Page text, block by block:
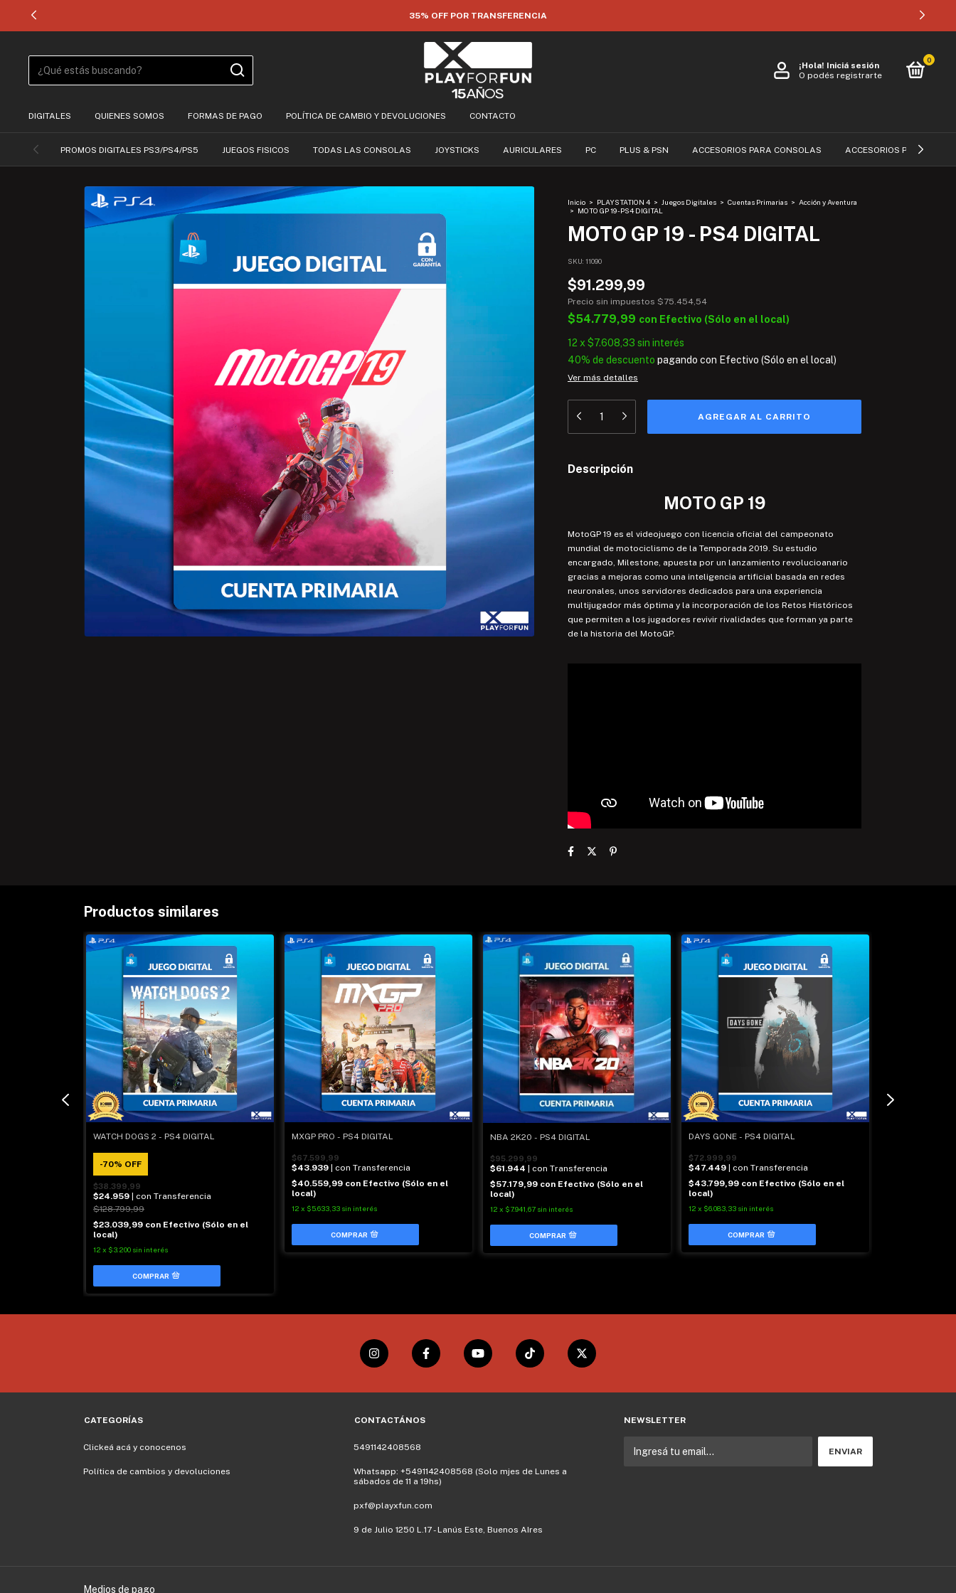
35% OFF POR TRANSFERENCIA
¡Hola! Iniciá sesión
O podés registrarte
0
DIGITALES QUIENES SOMOS FORMAS DE PAGO POLÍTICA DE CAMBIO Y DEVOLUCIONES CONTACTO
PROMOS DIGITALES PS3/PS4/PS5 JUEGOS FISICOS TODAS LAS CONSOLAS JOYSTICKS AURICULARES PC PLUS & PSN ACCESORIOS PARA CONSOLAS ACCESORIOS PARA
Inicio > PLAYSTATION 4 > Juegos Digitales > Cuentas Primarias > Acción y Aventura
> MOTO GP 19 - PS4 DIGITAL
MOTO GP 19 - PS4 DIGITAL
SKU: 11090
$91.299,99
Precio sin impuestos $75.454,54
$54.779,99 con Efectivo (Sólo en el local)
12 x $7.608,33 sin interés
40% de descuento pagando con Efectivo (Sólo en el local)
Ver más detalles
Descripción
MOTO GP 19
MotoGP 19 es el videojuego con licencia oficial del campeonato
mundial de motociclismo de la Temporada 2019. Su estudio
encargado, Milestone, apuesta por un lanzamiento revolucioanario
gracias a mejoras como una inteligencia artificial basada en redes
neuronales, unos servidores dedicados para una experiencia
multijugador más óptima y la incorporación de los Retos Históricos
que permiten a los jugadores revivir rivalidades que forman ya parte
de la historia del MotoGP.
Productos similares
WATCH DOGS 2 - PS4 DIGITAL
-70% OFF
$38.399,99
$24.959
| con Transferencia
$128.799,99
$23.039,99 con Efectivo (Sólo en el
local)
12 x $3.200 sin interés
MXGP PRO - PS4 DIGITAL
$67.599,99
$43.939
| con Transferencia
$40.559,99 con Efectivo (Sólo en el
local)
12 x $5.633,33 sin interés
NBA 2K20 - PS4 DIGITAL
$95.299,99
$61.944 | con Transferencia
$57.179,99 con Efectivo (Sólo en el
local)
12 x $7.941,67 sin interés
DAYS GONE - PS4 DIGITAL
$72.999,99
$47.449
| con Transferencia
$43.799,99 con Efectivo (Sólo en el
local)
12 x $6.083,33 sin interés
CATEGORÍAS
Clickeá acá y conocenos
Política de cambios y devoluciones
CONTACTÁNOS
5491142408568
Whatsapp: +5491142408568 (Solo mjes de Lunes a
sábados de 11 a 19hs)
pxf@playxfun.com
9 de Julio 1250 L.17 - Lanús Este, Buenos AIres
NEWSLETTER
Medios de pago